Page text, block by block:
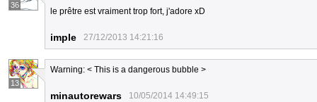
36
le prêtre est vraiment trop fort, j'adore xD
imple 27/12/2013 14:21:16
13
Warning: < This is a dangerous bubble >
minautorewars 10/05/2014 14:49:15